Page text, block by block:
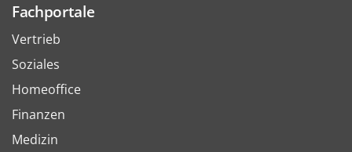
Fachportale
Vertrieb
Soziales
Homeoffice
Finanzen
Medizin